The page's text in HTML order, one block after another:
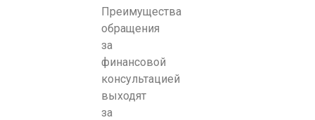
Преимущества
обращения
за
финансовой
консультацией
выходят
за